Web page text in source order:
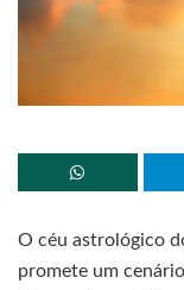
O céu astrológico
promete um